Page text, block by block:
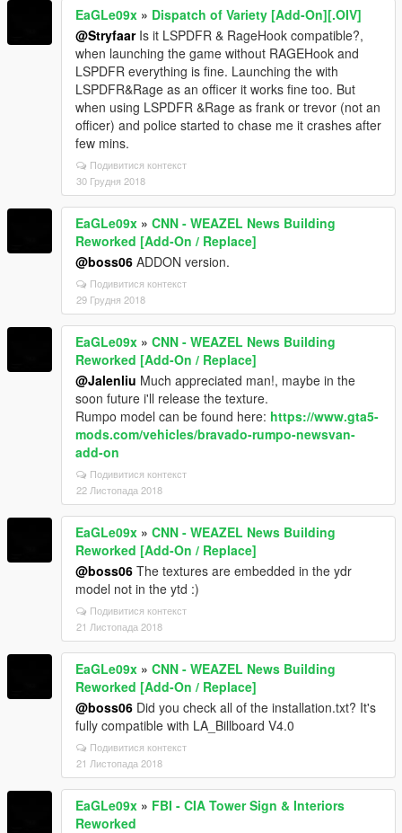
EaGLe09x » Dispatch of Variety [Add-On][.OIV]
@StryfaarIs it LSPDFR & RageHook compatible?,
when launching the game without RAGEHook and
LSPDFR everything is fine. Launching the with
LSPDFR&Rage as an officer it works fine too. But
when using LSPDFR &Rage as frank or trevor (not an
officer) and police started to chase me it crashes after
few mins.
Подивитися контекст
30 Грудня 2018
EaGLe09x » CNN - WEAZEL News Building
Reworked [Add-On / Replace]
@boss06 ADDON version.
Подивитися контекст
29 Грудня 2018
EaGLe09x » CNN - WEAZEL News Building
Reworked [Add-On / Replace]
@Jalenliu Much appreciated man!, maybe in the
soon future i'll release the texture.
Rumpo model can be found here: https://www.gta5-
mods.com/vehicles/bravado-rumpo-newsvan-
add-on
Подивитися контекст
22 Листопада 2018
EaGLe09x » CNN - WEAZEL News Building
Reworked [Add-On / Replace]
@boss06 The textures are embedded in the ydr
model not in the ytd :)
Подивитися контекст
21 Листопада 2018
EaGLe09x » CNN - WEAZEL News Building
Reworked [Add-On / Replace]
@boss06 Did you check all of the installation.txt? It's
fully compatible with LA_Billboard V4.0
Подивитися контекст
21 Листопада 2018
EaGLe09x » FBI - CIA Tower Sign & Interiors
Reworked